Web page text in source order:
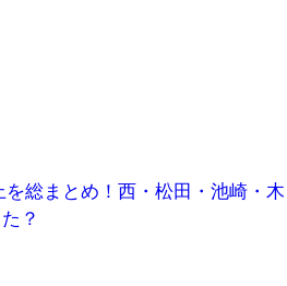
を総まとめ！西・松田・池崎・木
？